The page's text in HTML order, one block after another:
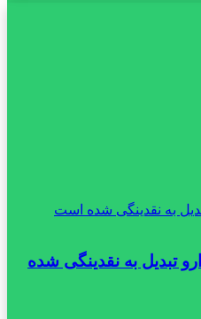
تبدیل به نقدینگی شده